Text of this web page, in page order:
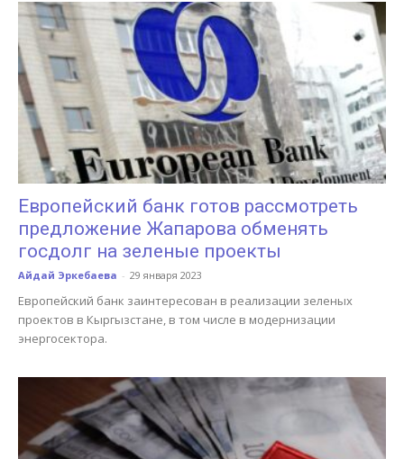
Европейский банк готов рассмотреть
предложение Жапарова обменять
госдолг на зеленые проекты
Айдай Эркебаева - 29 января 2023
Европейский банк заинтересован в реализации зеленых
проектов в Кыргызстане, в том числе в модернизации
энергосектора.